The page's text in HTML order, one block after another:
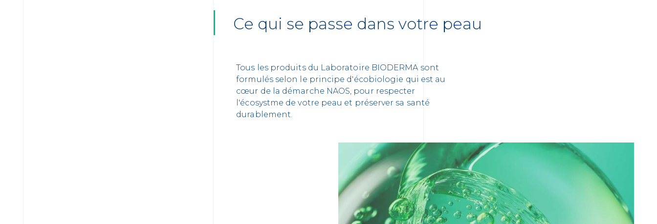
Ce qui se passe dans votre peau
Tous les produits du Laboratoire BIODERMA sont
formulés selon le principe d'écobiologie qui est au
cœur de la démarche NAOS, pour respecter
l'écosystme de votre peau et préserver sa santé
durablement.